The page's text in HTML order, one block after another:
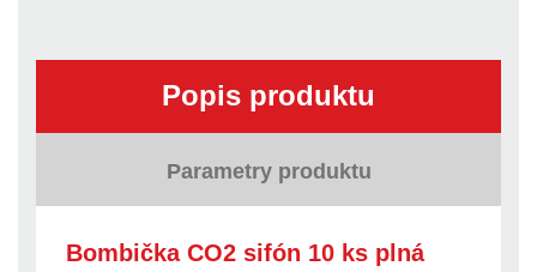
Popis produktu
Parametry produktu
Bombička CO2 sifón 10 ks plná